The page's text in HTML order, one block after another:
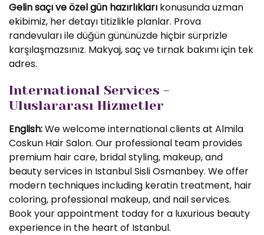
Gelin saçı ve özel gün hazırlıkları konusunda uzman
ekibimiz, her detayı titizlikle planlar. Prova
randevuları ile düğün gününüzde hiçbir sürprizle
karşılaşmazsınız. Makyaj, saç ve tırnak bakımı için tek
adres.
International Services -
Uluslararası Hizmetler
English:We welcome international clients at Almila
Coskun Hair Salon. Our professional team provides
premium hair care, bridal styling, makeup, and
beauty services in Istanbul Sisli Osmanbey. We offer
modern techniques including keratin treatment, hair
coloring, professional makeup, and nail services.
Book your appointment today for a luxurious beauty
experience in the heart of Istanbul.